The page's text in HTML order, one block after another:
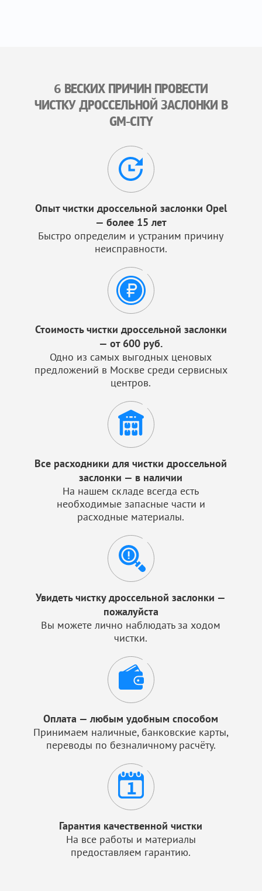
6 ВЕСКИХ ПРИЧИН ПРОВЕСТИ
ЧИСТКУ ДРОССЕЛЬНОЙ ЗАСЛОНКИ В
GM-CITY
Опыт чистки дроссельной заслонки Opel
— более 15 лет
Быстро определим и устраним причину
неисправности.
Стоимость чистки дроссельной заслонки
— от 600 руб.
Одно из самых выгодных ценовых
предложений в Москве среди сервисных
центров.
Все расходники для чистки дроссельной
заслонки — в наличии
На нашем складе всегда есть
необходимые запасные части и
расходные материалы.
Увидеть чистку дроссельной заслонки —
пожалуйста
Вы можете лично наблюдать за ходом
чистки.
Оплата — любым удобным способом
Принимаем наличные, банковские карты,
переводы по безналичному расчёту.
Гарантия качественной чистки
На все работы и материалы
предоставляем гарантию.